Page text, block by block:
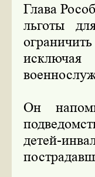
Глава
льготы
Он
детей-